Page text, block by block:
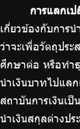
ไทย |
การแลกเป
เกี่ยวข้องกับการ
ว่าจะเพื่อวัตถุปร
ศึกษาต่อ หรือทำ
นำเงินบาทไปแล
สถาบันการเงินเ
นำเงินสกุลต่างป